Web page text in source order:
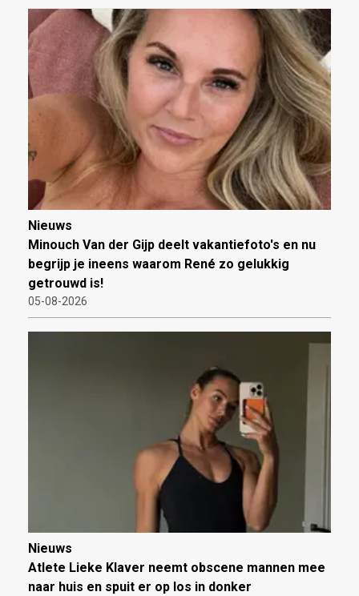
Nieuws
Minouch Van der Gijp deelt vakantiefoto's en nu
begrijp je ineens waarom René zo gelukkig
getrouwd is!
05-08-2026
Nieuws
Atlete Lieke Klaver neemt obscene mannen mee
naar huis en spuit er op los in donker